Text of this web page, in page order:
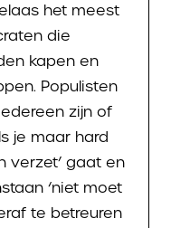
het meest
die
kapen en
Populisten
zijn of
je maar hard
verzet’ gaat en
‘niet moet
te betreuren